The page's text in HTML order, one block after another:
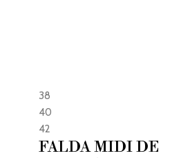
38
40
42
FALDA MIDI DE